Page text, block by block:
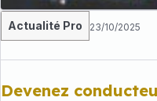
Actualité Pro 23/10/2025
Devenez